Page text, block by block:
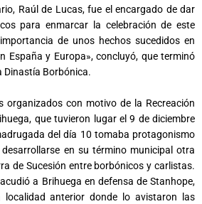
Raúl de Lucas, fue el encargado de dar
para enmarcar la celebración de este
de unos hechos sucedidos en
España y Europa», concluyó, que terminó
Dinastía Borbónica.
organizados con motivo de la Recreación
que tuvieron lugar el 9 de diciembre
del día 10 tomaba protagonismo
en su término municipal otra
de Sucesión entre borbónicos y carlistas.
a Brihuega en defensa de Stanhope,
anterior donde lo avistaron las